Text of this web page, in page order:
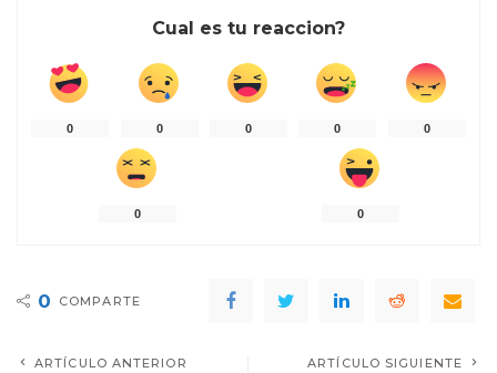
Cual es tu reaccion?
0 0 0 0 0
0 0
0 COMPARTE
ARTÍCULO ANTERIOR ARTÍCULO SIGUIENTE